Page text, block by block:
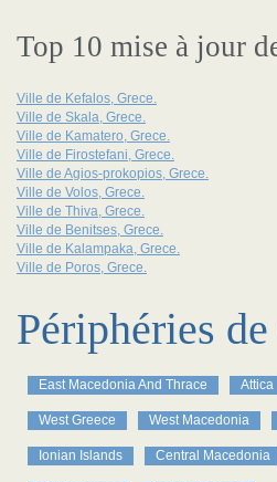
Top 10 mise à jour
Ville de Kefalos, Grece.
Ville de Skala, Grece.
Ville de Kamatero, Grece.
Ville de Firostefani, Grece.
Ville de Agios-prokopios, Grece.
Ville de Volos, Grece.
Ville de Thiva, Grece.
Ville de Benitses, Grece.
Ville de Kalampaka, Grece.
Ville de Poros, Grece.
Périphéries
East Macedonia And Thrace Attica
West Greece West Macedonia
Ionian Islands Central Macedonia